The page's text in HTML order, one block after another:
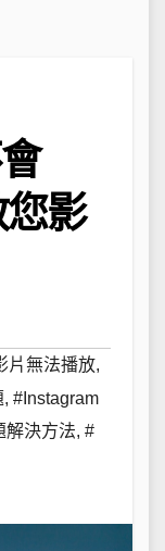
影
片無法播放,
, #Instagram
解決方法, #